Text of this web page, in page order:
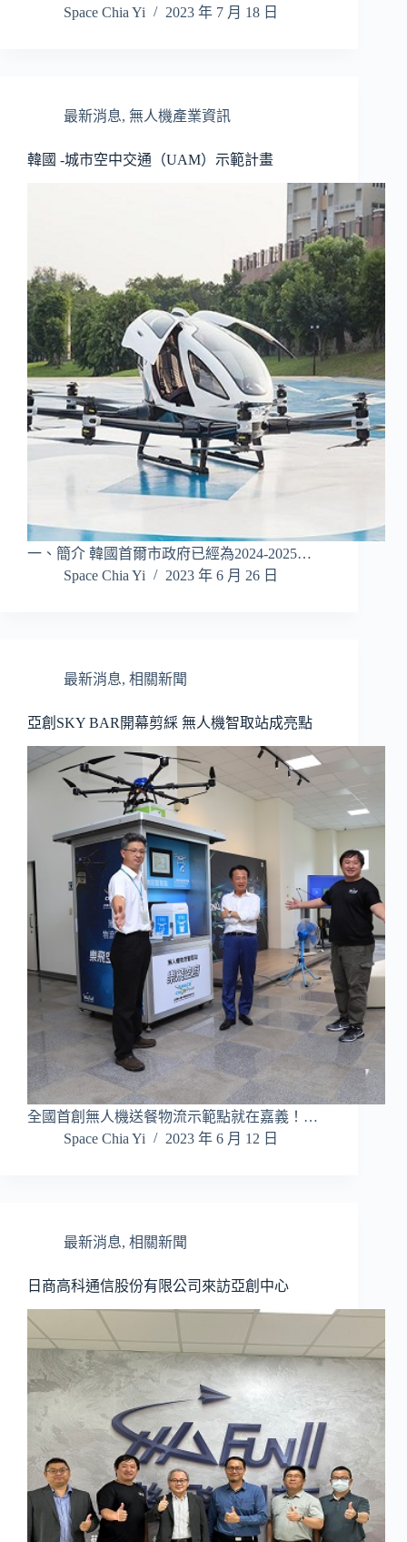
Space Chia Yi
2023 年 7 月 18 日
最新消息, 無人機產業資訊
韓國 -城市空中交通（UAM）示範計畫
一、簡介 韓國首爾市政府已經為2024-2025…
Space Chia Yi
2023 年 6 月 26 日
最新消息, 相關新聞
亞創SKY BAR開幕剪綵 無人機智取站成亮點
全國首創無人機送餐物流示範點就在嘉義！…
Space Chia Yi
2023 年 6 月 12 日
最新消息, 相關新聞
日商高科通信股份有限公司來訪亞創中心